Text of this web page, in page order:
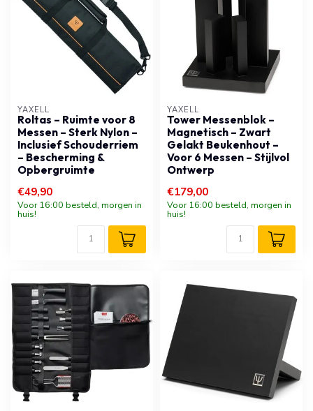
YAXELL
Roltas – Ruimte voor 8
Messen – Sterk Nylon –
Inclusief Schouderriem
– Bescherming &
Opbergruimte
€49,90
Voor 16:00 besteld, morgen in
huis!
YAXELL
Tower Messenblok –
Magnetisch – Zwart
Gelakt Beukenhout –
Voor 6 Messen – Stijlvol
Ontwerp
€179,00
Voor 16:00 besteld, morgen in
huis!